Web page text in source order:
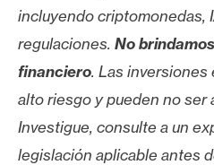
incluyendo criptomonedas,
regulaciones. No
financiero. Las
alto riesgo y pueden no ser
Investigue, consulte a un
legislación aplicable antes